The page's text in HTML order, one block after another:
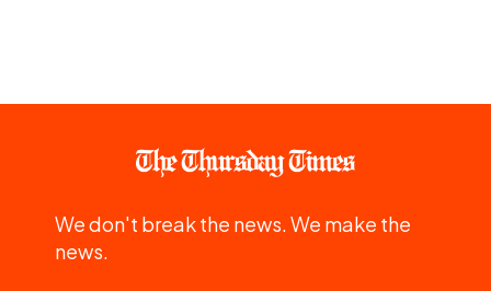
We don't break the news. We make the
news.